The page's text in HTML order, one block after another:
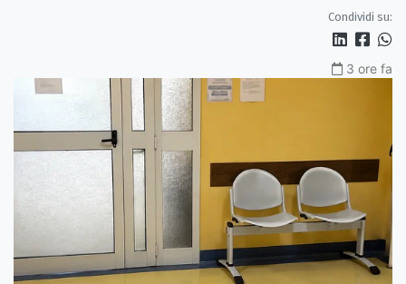
Condividi su:
3 ore fa